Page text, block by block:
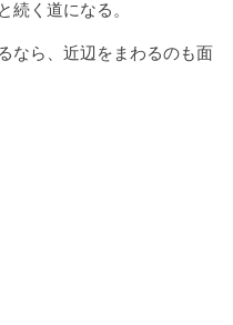
続く道になる。
なら、近辺をまわるのも面